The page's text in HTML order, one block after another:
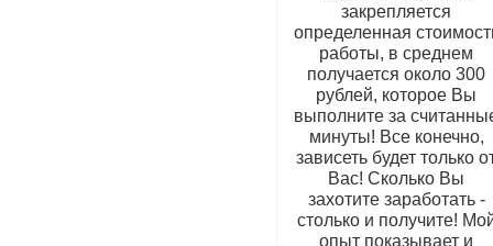
закрепляется
определенная
работы, в среднем
получается около 300
рублей, которое Вы
выполните за
минуты! Все конечно,
зависеть будет только
Вас! Сколько Вы
захотите заработать -
столько и получите!
опыт показывает и